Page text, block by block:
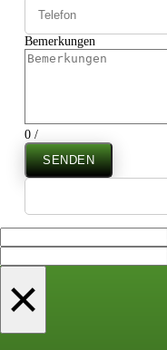
Bemerkungen
0 /
SENDEN
×